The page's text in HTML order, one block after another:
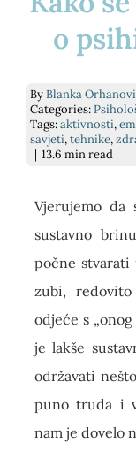
E-savjetovanje
Psihodijagnostika
Pomoć pri učenju
Za tvrtke
Cjenik
Prekrasna iznutra
kako si? knjiga
Dnevnik
Kontakt
Traži...
o
ByBlanka
Categories:
Tags:aktivnosti,
savjeti,tehnike,
| 13.6 min read
Vjerujemo da
sustavno
počne stvarati
zubi,
odjeće s
je lakše
održavati
puno truda i
nam je dovelo